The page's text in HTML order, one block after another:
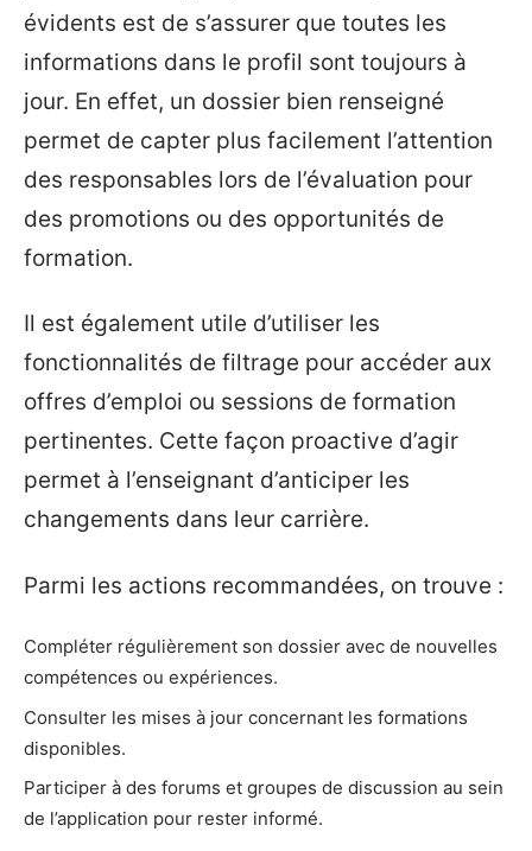
évidents est de s’assurer que toutes les
informations dans le profil sont toujours à
jour. En effet, un dossier bien renseigné
permet de capter plus facilement l’attention
des responsables lors de l’évaluation pour
des promotions ou des opportunités de
formation.
Il est également utile d’utiliser les
fonctionnalités de filtrage pour accéder aux
offres d’emploi ou sessions de formation
pertinentes. Cette façon proactive d’agir
permet à l’enseignant d’anticiper les
changements dans leur carrière.
Parmi les actions recommandées, on trouve :
Compléter régulièrement son dossier avec de nouvelles
compétences ou expériences.
Consulter les mises à jour concernant les formations
disponibles.
Participer à des forums et groupes de discussion au sein
de l’application pour rester informé.